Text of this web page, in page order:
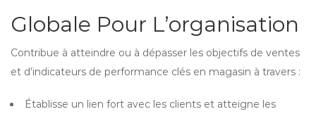
Globale Pour L’organisation
Contribue à atteindre ou à dépasser les objectifs de ventes
et d’indicateurs de performance clés en magasin à travers :
Établisse un lien fort avec les clients et atteigne les